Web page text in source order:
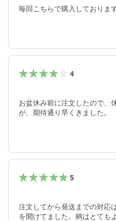
毎回こちらで購入しておりま
4
お盆休み前に注文したので、
が、期待通り早くきました。
5
注文してから発送までの対応
を開けてました。柄はとても